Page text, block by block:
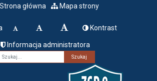
główna Mapa strony
Kontrast
Informacja administratora